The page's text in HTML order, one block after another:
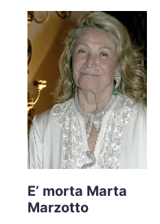
E’ morta Marta
Marzotto